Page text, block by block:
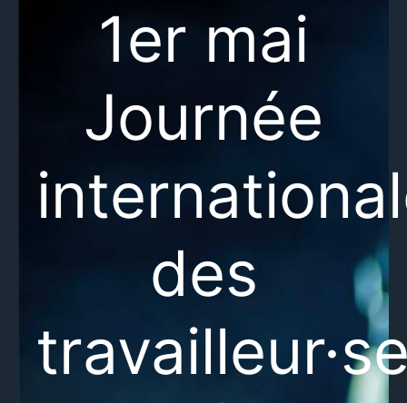
1er mai
Journée
des